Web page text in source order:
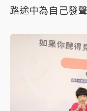
路途中為自己發聲